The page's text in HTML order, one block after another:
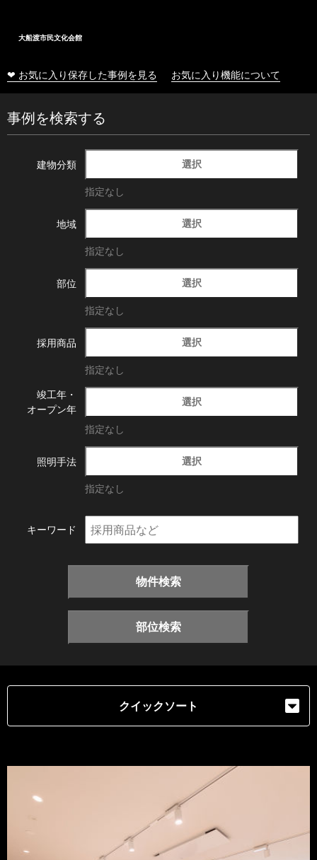
大船渡市民文化会館
❤ お気に入り保存した事例を見る お気に入り機能について
事例を検索する
建物分類 選択
指定なし
地域 選択
指定なし
部位 選択
指定なし
採用商品 選択
指定なし
竣工年・
オープン年
選択
指定なし
照明手法 選択
指定なし
キーワード
物件検索
部位検索
クイックソート